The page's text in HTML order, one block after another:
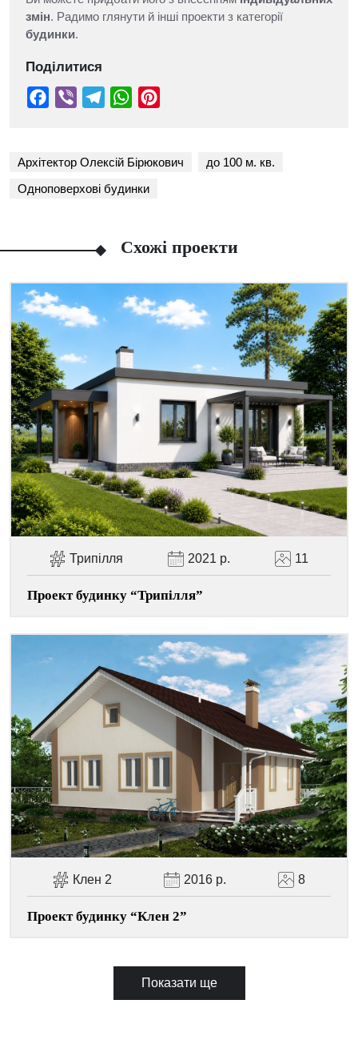
змін. Радимо глянути й інші проекти з категорії
будинки.
Поділитися
Facebook
ViberTelegramWhatsAppPinterest
Архітектор Олексій Бірюкович
до 100 м. кв.
Одноповерхові будинки
Схожі проекти
Трипілля 2021 р. 11
Проект будинку “Трипілля”
Клен 2 2016 р. 8
Проект будинку “Клен 2”
Показати ще